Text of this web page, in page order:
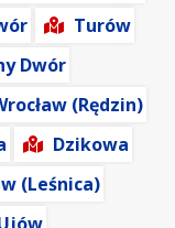
Turów
Dwór
(Rędzin)
Dzikowa
(Leśnica)